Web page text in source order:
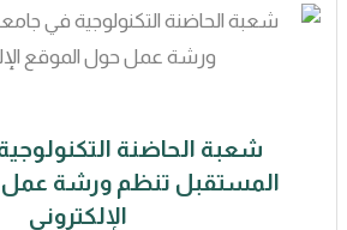
شعبة الحاضنة
المستقبل تنظم ورشة عمل
الإلكتروني